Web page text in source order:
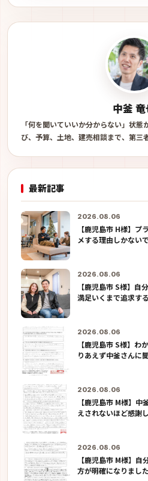
中釜
「何を聞いていいか分からない」状
び、予算、土地、建売相談まで、第三
最新記事
2026.08.06
【鹿児島市 H様】プ
メする理由しかない
2026.08.06
【鹿児島市 S様】自
満足いくまで追求す
2026.08.06
【鹿児島市 S様】わ
りあえず中釜さんに
2026.08.06
【鹿児島市 M様】
えされないほど感謝
2026.08.06
【鹿児島市 M様】
方が明確になりました